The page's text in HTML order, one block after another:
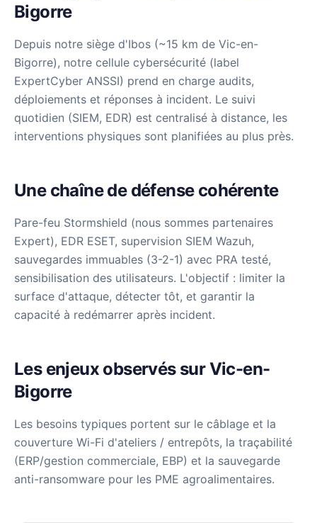
Bigorre
Depuis notre siège d'Ibos (~15 km de Vic-en-
Bigorre), notre cellule cybersécurité (label
ExpertCyber ANSSI) prend en charge audits,
déploiements et réponses à incident. Le suivi
quotidien (SIEM, EDR) est centralisé à distance, les
interventions physiques sont planifiées au plus près.
Une chaîne de défense cohérente
Pare-feu Stormshield (nous sommes partenaires
Expert), EDR ESET, supervision SIEM Wazuh,
sauvegardes immuables (3-2-1) avec PRA testé,
sensibilisation des utilisateurs. L'objectif : limiter la
surface d'attaque, détecter tôt, et garantir la
capacité à redémarrer après incident.
Les enjeux observés sur Vic-en-
Bigorre
Les besoins typiques portent sur le câblage et la
couverture Wi-Fi d'ateliers / entrepôts, la traçabilité
(ERP/gestion commerciale, EBP) et la sauvegarde
anti-ransomware pour les PME agroalimentaires.